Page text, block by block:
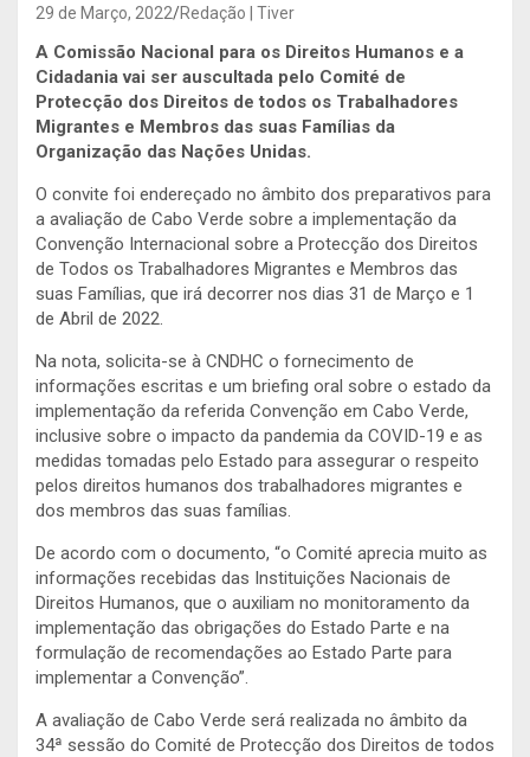
29 de Março, 2022 Redação | Tiver
A Comissão Nacional para os Direitos Humanos e a
Cidadania vai ser auscultada pelo Comité de
Protecção dos Direitos de todos os Trabalhadores
Migrantes e Membros das suas Famílias da
Organização das Nações Unidas.
O convite foi endereçado no âmbito dos preparativos para
a avaliação de Cabo Verde sobre a implementação da
Convenção Internacional sobre a Protecção dos Direitos
de Todos os Trabalhadores Migrantes e Membros das
suas Famílias, que irá decorrer nos dias 31 de Março e 1
de Abril de 2022.
Na nota, solicita-se à CNDHC o fornecimento de
informações escritas e um briefing oral sobre o estado da
implementação da referida Convenção em Cabo Verde,
inclusive sobre o impacto da pandemia da COVID-19 e as
medidas tomadas pelo Estado para assegurar o respeito
pelos direitos humanos dos trabalhadores migrantes e
dos membros das suas famílias.
De acordo com o documento, “o Comité aprecia muito as
informações recebidas das Instituições Nacionais de
Direitos Humanos, que o auxiliam no monitoramento da
implementação das obrigações do Estado Parte e na
formulação de recomendações ao Estado Parte para
implementar a Convenção”.
A avaliação de Cabo Verde será realizada no âmbito da
34ª sessão do Comité de Protecção dos Direitos de todos